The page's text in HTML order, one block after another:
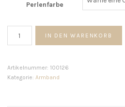
Perlenfarbe
Armband
Menge
IN DEN WARENKORB
Artikelnummer: 100126
Kategorie: Armband